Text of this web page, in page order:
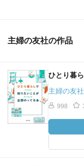
主婦の友社の作品
ひとり暮
主婦の友社
998